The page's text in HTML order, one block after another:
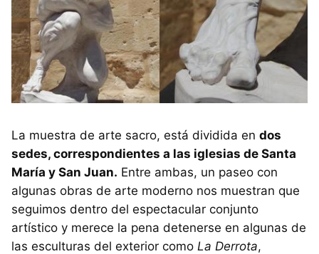
La muestra de arte sacro, está dividida en dos
sedes, correspondientes a las iglesias de Santa
María y San Juan. Entre ambas, un paseo con
algunas obras de arte moderno nos muestran que
seguimos dentro del espectacular conjunto
artístico y merece la pena detenerse en algunas de
las esculturas del exterior como La Derrota,